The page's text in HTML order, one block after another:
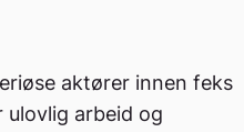
aktører innen feks
arbeid og